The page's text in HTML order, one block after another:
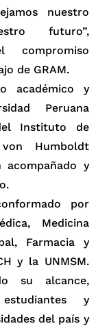
nuestro
futuro”,
compromiso
de GRAM.
académico y
Peruana
Instituto de
Humboldt
acompañado y
por
Medicina
Farmacia y
y la UNMSM.
su alcance,
y
del país y